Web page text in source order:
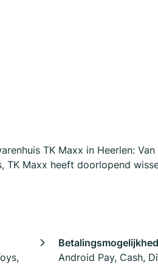
TK Maxx in Heerlen:
TK Maxx heeft doorlopend
Android Pay, Cash,